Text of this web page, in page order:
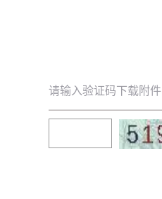
请输入验证码下载附件